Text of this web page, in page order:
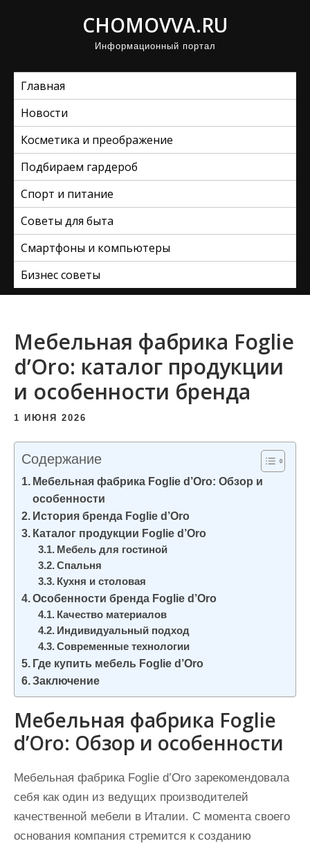
CHOMOVVA.RU
Информационный портал
Главная
Новости
Косметика и преображение
Подбираем гардероб
Спорт и питание
Советы для быта
Смартфоны и компьютеры
Бизнес советы
Мебельная фабрика Foglie
d’Oro: каталог продукции
и особенности бренда
1 ИЮНЯ 2026
Содержание
Мебельная фабрика Foglie d’Oro: Обзор и
особенности
История бренда Foglie d’Oro
Каталог продукции Foglie d’Oro
Мебель для гостиной
Спальня
Кухня и столовая
Особенности бренда Foglie d’Oro
Качество материалов
Индивидуальный подход
Современные технологии
Где купить мебель Foglie d’Oro
Заключение
Мебельная фабрика Foglie
d’Oro: Обзор и особенности
Мебельная фабрика Foglie d’Oro зарекомендовала
себя как один из ведущих производителей
качественной мебели в Италии. С момента своего
основания компания стремится к созданию